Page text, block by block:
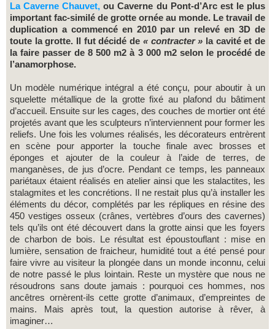
La Caverne Chauvet, ou Caverne du Pont-d’Arc est le plus
important fac-similé de grotte ornée au monde. Le travail de
duplication a commencé en 2010 par un relevé en 3D de
toute la grotte. Il fut décidé de « contracter » la cavité et de
la faire passer de 8 500 m2 à 3 000 m2 selon le procédé de
l’anamorphose.
Un modèle numérique intégral a été conçu, pour aboutir à un
squelette métallique de la grotte fixé au plafond du bâtiment
d’accueil. Ensuite sur les cages, des couches de mortier ont été
projetés avant que les sculpteurs n’interviennent pour former les
reliefs. Une fois les volumes réalisés, les décorateurs entrèrent
en scène pour apporter la touche finale avec brosses et
éponges et ajouter de la couleur à l’aide de terres, de
manganèses, de jus d’ocre. Pendant ce temps, les panneaux
pariétaux étaient réalisés en atelier ainsi que les stalactites, les
stalagmites et les concrétions. Il ne restait plus qu’à installer les
éléments du décor, complétés par les répliques en résine des
450 vestiges osseux (crânes, vertèbres d’ours des cavernes)
tels qu’ils ont été découvert dans la grotte ainsi que les foyers
de charbon de bois. Le résultat est époustouflant : mise en
lumière, sensation de fraicheur, humidité tout a été pensé pour
faire vivre au visiteur la plongée dans un monde inconnu, celui
de notre passé le plus lointain. Reste un mystère que nous ne
résoudrons sans doute jamais : pourquoi ces hommes, nos
ancêtres ornèrent-ils cette grotte d’animaux, d’empreintes de
mains. Mais après tout, la question autorise à rêver, à
imaginer…